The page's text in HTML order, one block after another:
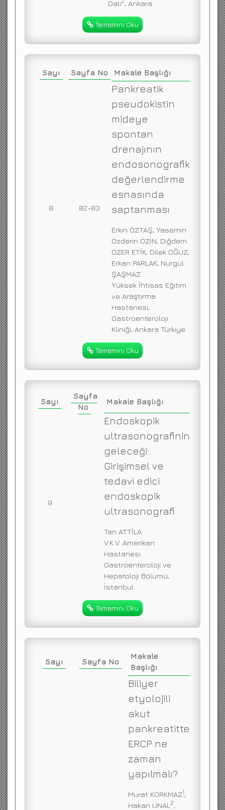
Dalı , Ankara
Tamamını Oku
Sayı Sayfa No Makale Başlığı
8 82-83
Pankreatik
pseudokistin
mideye
spontan
drenajının
endosonografik
değerlendirme
esnasında
saptanması
Erkin ÖZTAŞ, Yasemin
Özderin ÖZİN, Diğdem
ÖZER ETİK, Dilek OĞUZ,
Erkan PARLAK, Nurgül
ŞAŞMAZ
Yüksek İhtisas Eğitim
ve Araştırma
Hastanesi,
Gastroenteroloji
Kliniği, Ankara Türkiye
Tamamını Oku
Sayı
Sayfa
No
Makale Başlığı
9
Endoskopik
ultrasonografinin
geleceği:
Girişimsel ve
tedavi edici
endoskopik
ultrasonografi
Tan ATTİLA
V.K.V. Amerikan
Hastanesi
Gastroenteroloji ve
Hepatoloji Bölümü,
İstanbul
Tamamını Oku
Sayı Sayfa No
Makale
Başlığı
Biliyer
etyolojili
akut
pankreatitte
ERCP ne
zaman
yapılmalı?
Murat KORKMAZ1,
Hakan ÜNAL 2,